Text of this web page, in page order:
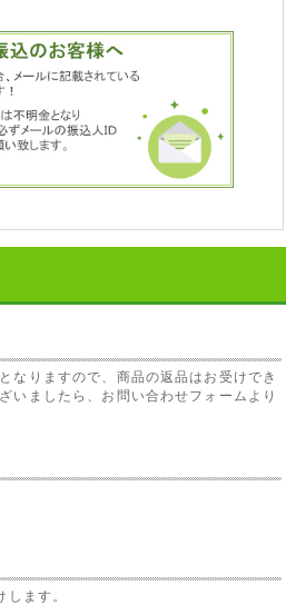
なりますので、商品の返品はお受けでき
いましたら、お問い合わせフォームより
ます。